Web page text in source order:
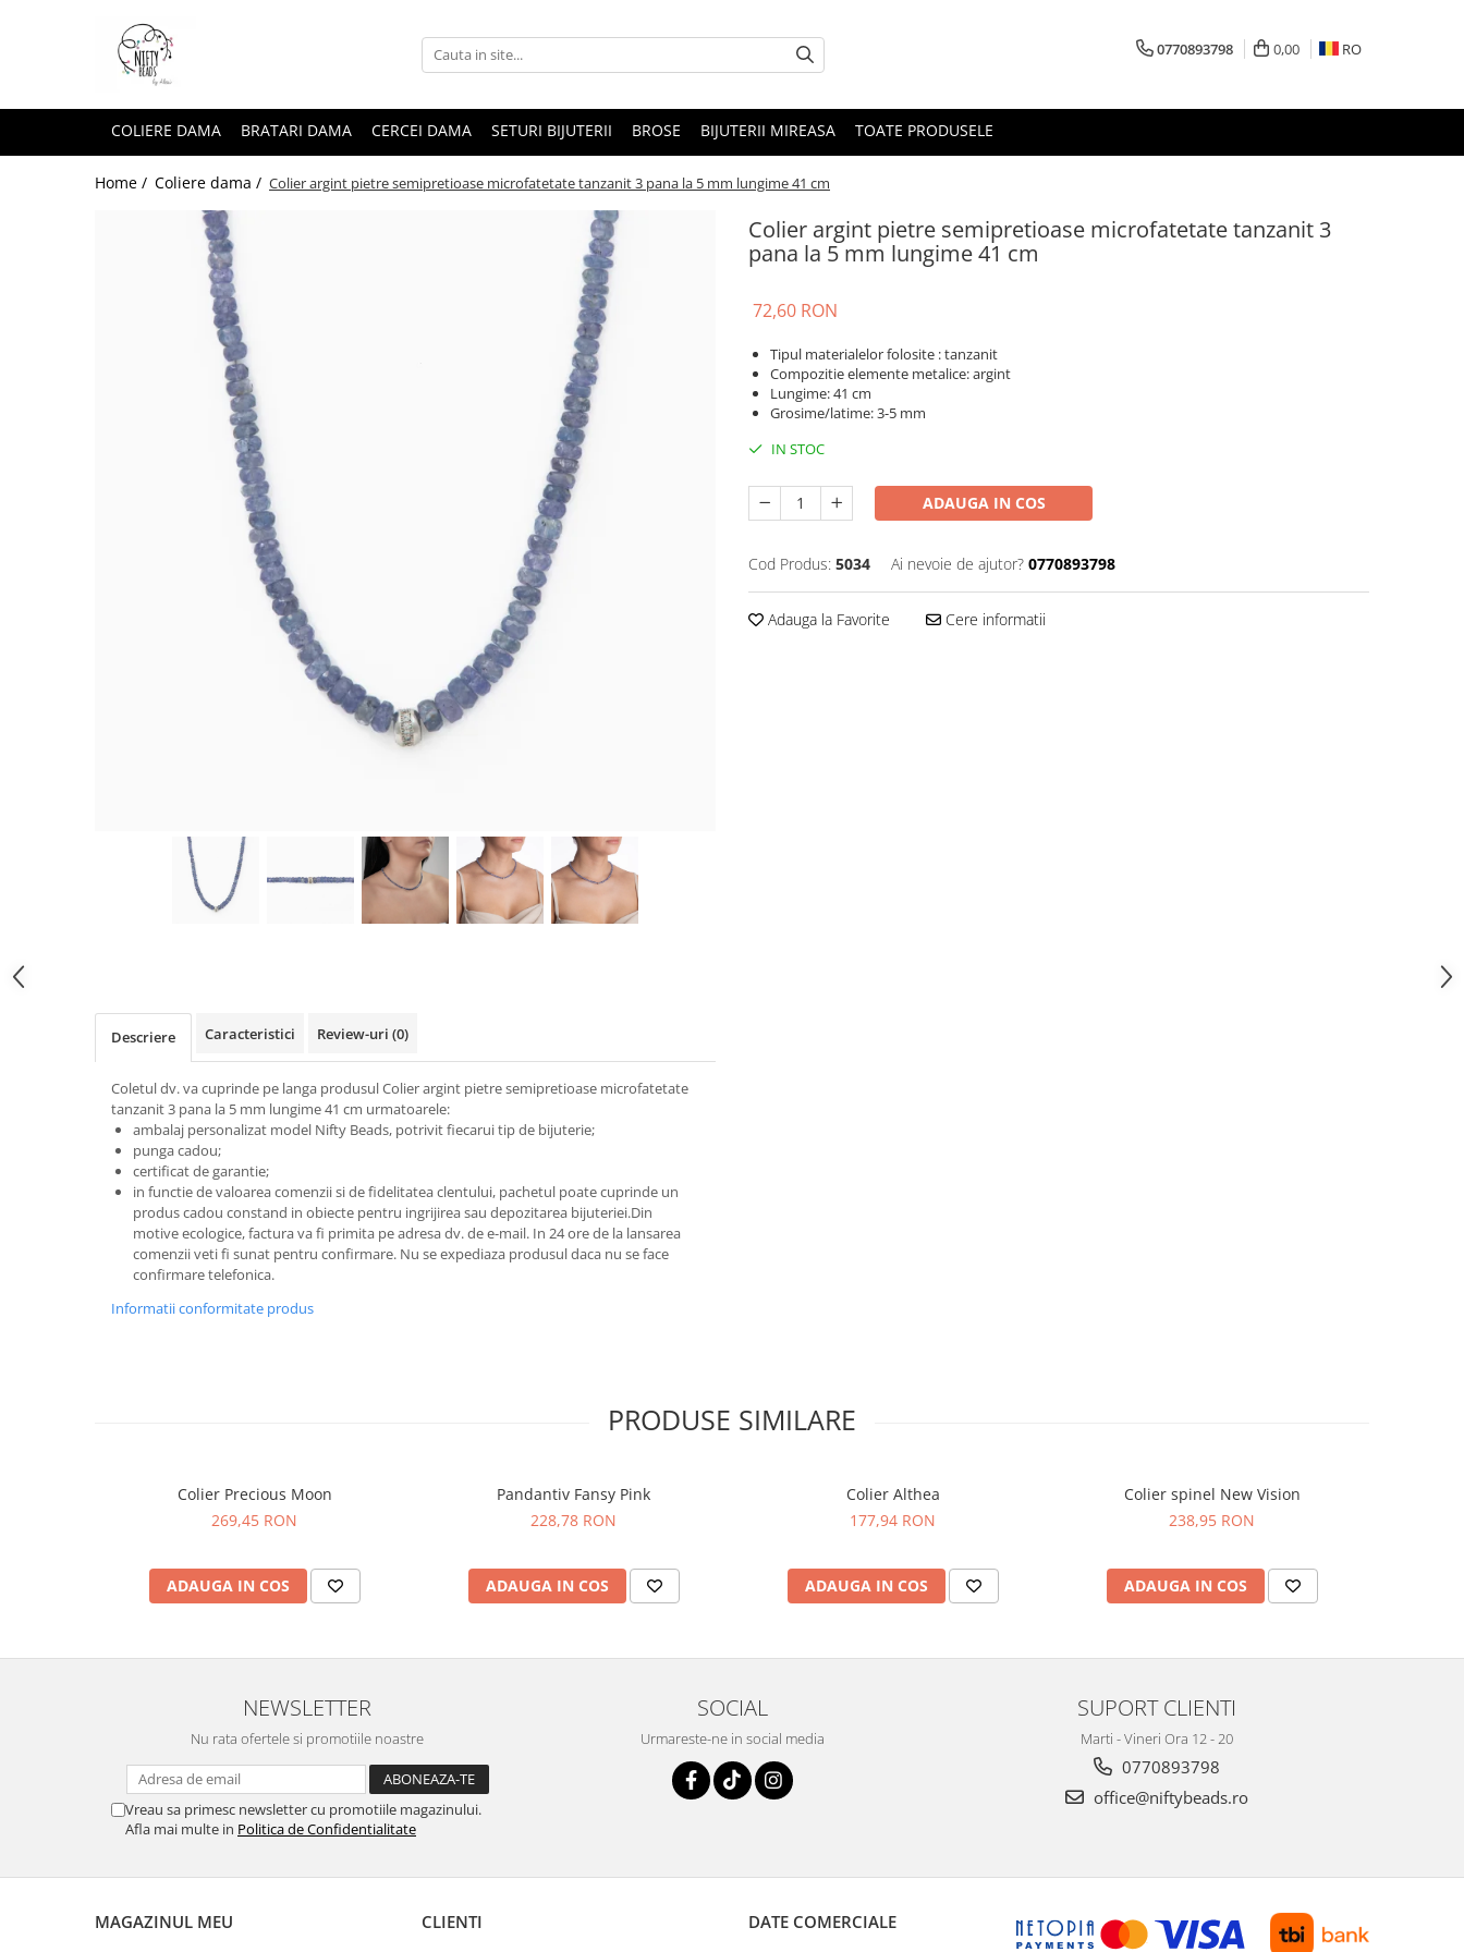
0770893798 0,00 RO
COLIERE DAMA BRATARI DAMA CERCEI DAMA SETURI BIJUTERII BROSE BIJUTERII MIREASA TOATE PRODUSELE
Home / Coliere dama / Colier argint pietre semipretioase microfatetate tanzanit 3 pana la 5 mm lungime 41 cm
Colier argint pietre semipretioase microfatetate tanzanit 3
pana la 5 mm lungime 41 cm
72,60 RON
Tipul materialelor folosite : tanzanit
Compozitie elemente metalice: argint
Lungime: 41 cm
Grosime/latime: 3-5 mm
IN STOC
ADAUGA IN COS
Cod Produs: 5034 Ai nevoie de ajutor? 0770893798
Adauga la Favorite Cere informatii
Descriere Caracteristici Review-uri (0)
Coletul dv. va cuprinde pe langa produsul Colier argint pietre semipretioase microfatetate
tanzanit 3 pana la 5 mm lungime 41 cm urmatoarele:
ambalaj personalizat model Nifty Beads, potrivit fiecarui tip de bijuterie;
punga cadou;
certificat de garantie;
in functie de valoarea comenzii si de fidelitatea clentului, pachetul poate cuprinde un
produs cadou constand in obiecte pentru ingrijirea sau depozitarea bijuteriei.Din
motive ecologice, factura va fi primita pe adresa dv. de e-mail. In 24 ore de la lansarea
comenzii veti fi sunat pentru confirmare. Nu se expediaza produsul daca nu se face
confirmare telefonica.
Informatii conformitate produs
PRODUSE SIMILARE
Colier Precious Moon
269,45 RON
ADAUGA IN COS
Pandantiv Fansy Pink
228,78 RON
ADAUGA IN COS
Colier Althea
177,94 RON
ADAUGA IN COS
Colier spinel New Vision
238,95 RON
ADAUGA IN COS
NEWSLETTER
Nu rata ofertele si promotiile noastre
Vreau sa primesc newsletter cu promotiile magazinului.
Afla mai multe in Politica de Confidentialitate
SOCIAL
Urmareste-ne in social media
SUPORT CLIENTI
Marti - Vineri Ora 12 - 20
0770893798
office@niftybeads.ro
MAGAZINUL MEU CLIENTI DATE COMERCIALE